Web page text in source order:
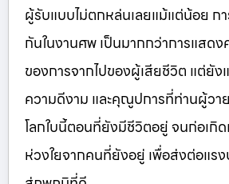
ผู้รับแบบไม่ตกหล่นเลยแม้แต่น้อย ก
กันในงานศพ เป็นมากกว่าการแสด
ของการจากไปของผู้เสียชีวิต แต่ยัง
ความดีงาม และคุณูปการที่ท่านผู้วา
โลกใบนี้ตอนที่ยังมีชีวิตอยู่ จนก่อเกิ
ห่วงใยจากคนที่ยังอยู่ เพื่อส่งต่อแรง